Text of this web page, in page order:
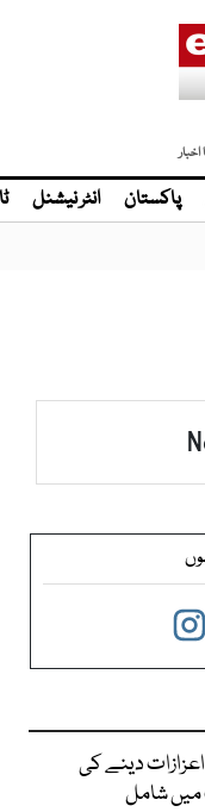
اخبار
پاکستان انٹر نیشنل
دینے کی